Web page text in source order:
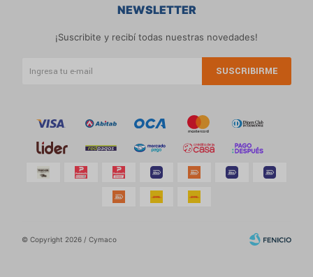
NEWSLETTER
¡Suscribite y recibí todas nuestras novedades!
SUSCRIBIRME
© Copyright 2026 / Cymaco